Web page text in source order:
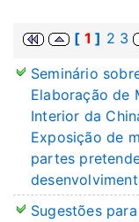
[ 1] 2 3
Seminário
Elaboração de
Interior da
Exposição de
partes
Sugestões